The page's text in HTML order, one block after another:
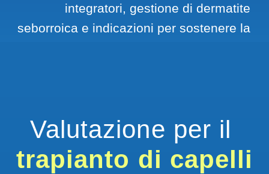
integratori, gestione di dermatite
seborroica e indicazioni per sostenere la
trapianto di capelli